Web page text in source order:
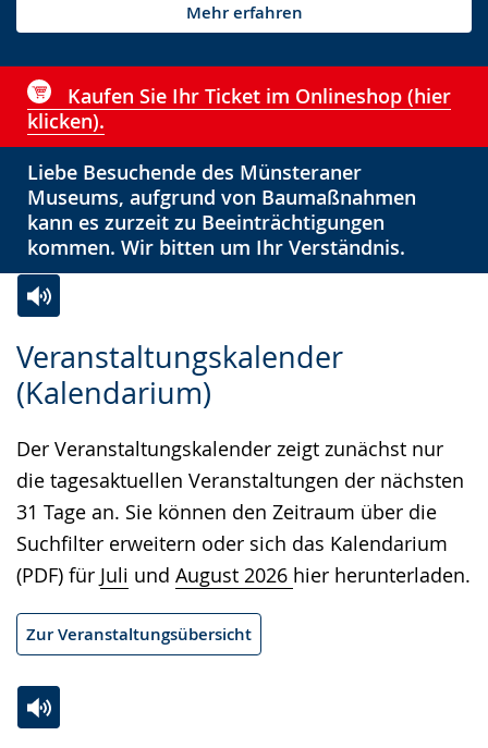
Mehr erfahren
Kaufen Sie Ihr Ticket im Onlineshop (hier
klicken).
Liebe Besuchende des Münsteraner
Museums, aufgrund von Baumaßnahmen
kann es zurzeit zu Beeinträchtigungen
kommen. Wir bitten um Ihr Verständnis.
Veranstaltungskalender
(Kalendarium)
Der Veranstaltungskalender zeigt zunächst nur
die tagesaktuellen Veranstaltungen der nächsten
31 Tage an. Sie können den Zeitraum über die
Suchfilter erweitern oder sich das Kalendarium
(PDF) für Juli und August 2026 hier herunterladen.
Leichten
Sprache
Audio-
Unterstützung.
Video
in
Gebärdensprache
wird
angezeigt.
Zur Veranstaltungsübersicht